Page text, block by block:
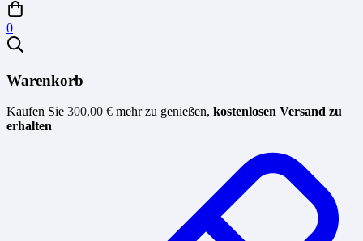
0
Warenkorb
Kaufen Sie 300,00 € mehr zu genießen, kostenlosen Versand zu
erhalten